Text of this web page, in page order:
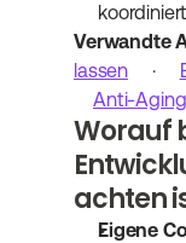
Verwandte
lassen
·
Anti-
Worauf
achten
Eigene